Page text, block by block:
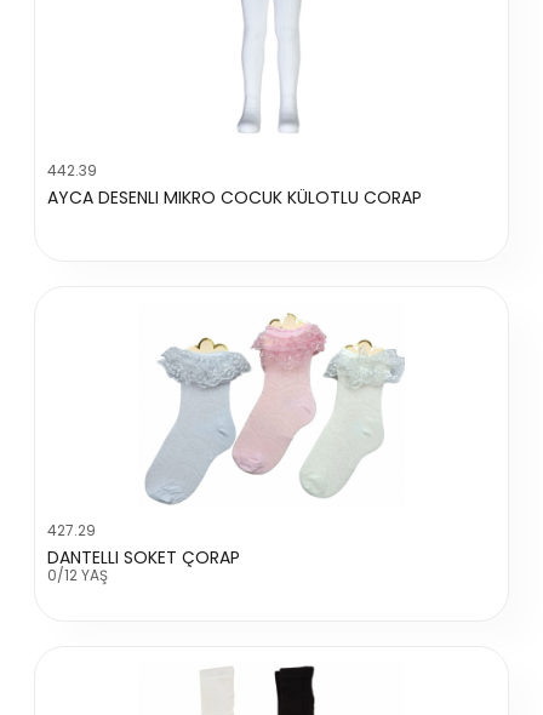
442.39
AYCA DESENLI MIKRO COCUK KÜLOTLU CORAP
427.29
DANTELLI SOKET ÇORAP
0/12 YAŞ